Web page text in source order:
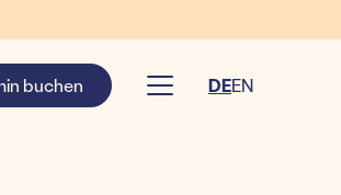
buchen DEEN